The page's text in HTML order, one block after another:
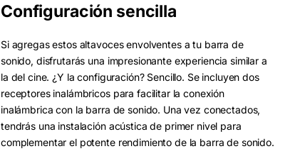
Configuración sencilla
Si agregas estos altavoces envolventes a tu barra de
sonido, disfrutarás una impresionante experiencia similar a
la del cine. ¿Y la configuración? Sencillo. Se incluyen dos
receptores inalámbricos para facilitar la conexión
inalámbrica con la barra de sonido. Una vez conectados,
tendrás una instalación acústica de primer nivel para
complementar el potente rendimiento de la barra de sonido.